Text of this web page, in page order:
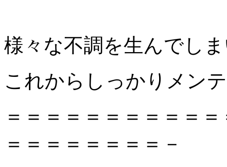
様々な不調を生んでし
これからしっかりメン
＝＝＝＝＝＝＝＝＝＝
＝＝＝＝＝＝＝＝－